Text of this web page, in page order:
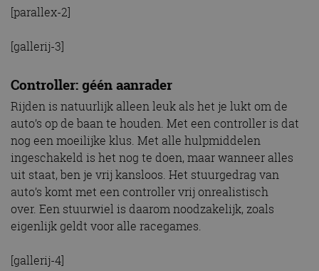
[parallex-2]
[gallerij-3]
Controller: géén aanrader
Rijden is natuurlijk alleen leuk als het je lukt om de
auto’s op de baan te houden. Met een controller is dat
nog een moeilijke klus. Met alle hulpmiddelen
ingeschakeld is het nog te doen, maar wanneer alles
uit staat, ben je vrij kansloos. Het stuurgedrag van
auto’s komt met een controller vrij onrealistisch
over. Een stuurwiel is daarom noodzakelijk, zoals
eigenlijk geldt voor alle racegames.
[gallerij-4]